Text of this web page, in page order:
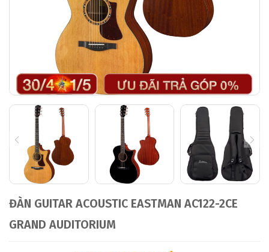
ĐÀN GUITAR ACOUSTIC EASTMAN AC122-2CE
GRAND AUDITORIUM